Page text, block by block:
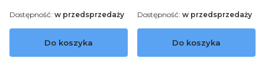
Do koszyka
Dostępność: w przedsprzedaży
Do koszyka
Dostępność: w przedsprzedaży